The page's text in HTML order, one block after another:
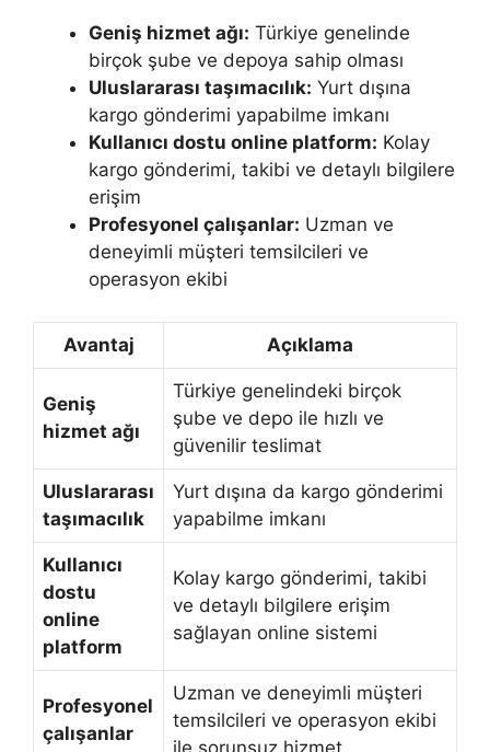
Geniş hizmet ağı: Türkiye genelinde
birçok şube ve depoya sahip olması
Uluslararası taşımacılık: Yurt dışına
kargo gönderimi yapabilme imkanı
Kullanıcı dostu online platform: Kolay
kargo gönderimi, takibi ve detaylı bilgilere
erişim
Profesyonel çalışanlar: Uzman ve
deneyimli müşteri temsilcileri ve
operasyon ekibi
Avantaj Açıklama
Geniş
hizmet ağı
Türkiye genelindeki birçok
şube ve depo ile hızlı ve
güvenilir teslimat
Uluslararası
taşımacılık
Yurt dışına da kargo gönderimi
yapabilme imkanı
Kullanıcı
dostu
online
platform
Kolay kargo gönderimi, takibi
ve detaylı bilgilere erişim
sağlayan online sistemi
Profesyonel
çalışanlar
Uzman ve deneyimli müşteri
temsilcileri ve operasyon ekibi
ile sorunsuz hizmet